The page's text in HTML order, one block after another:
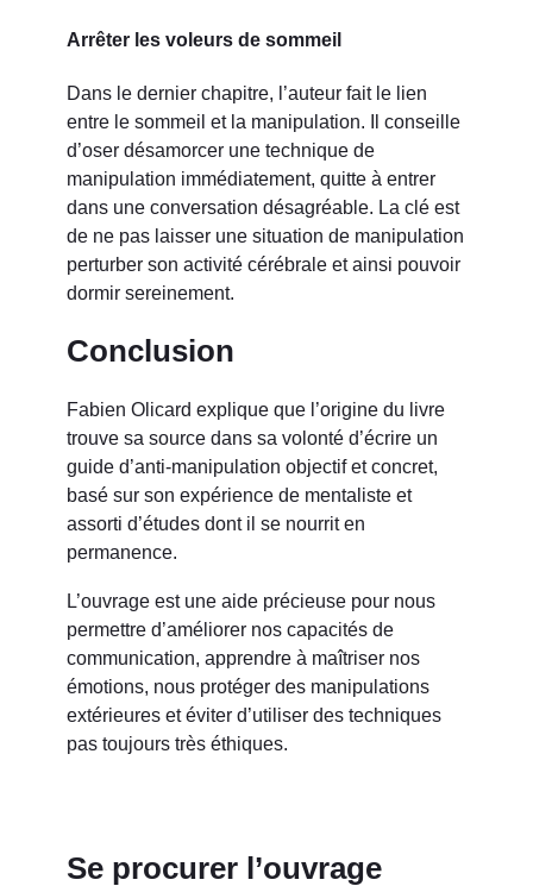
Arrêter les voleurs de sommeil
Dans le dernier chapitre, l’auteur fait le lien
entre le sommeil et la manipulation. Il conseille
d’oser désamorcer une technique de
manipulation immédiatement, quitte à entrer
dans une conversation désagréable. La clé est
de ne pas laisser une situation de manipulation
perturber son activité cérébrale et ainsi pouvoir
dormir sereinement.
Conclusion
Fabien Olicard explique que l’origine du livre
trouve sa source dans sa volonté d’écrire un
guide d’anti-manipulation objectif et concret,
basé sur son expérience de mentaliste et
assorti d’études dont il se nourrit en
permanence.
L’ouvrage est une aide précieuse pour nous
permettre d’améliorer nos capacités de
communication, apprendre à maîtriser nos
émotions, nous protéger des manipulations
extérieures et éviter d’utiliser des techniques
pas toujours très éthiques.
Se procurer l’ouvrage